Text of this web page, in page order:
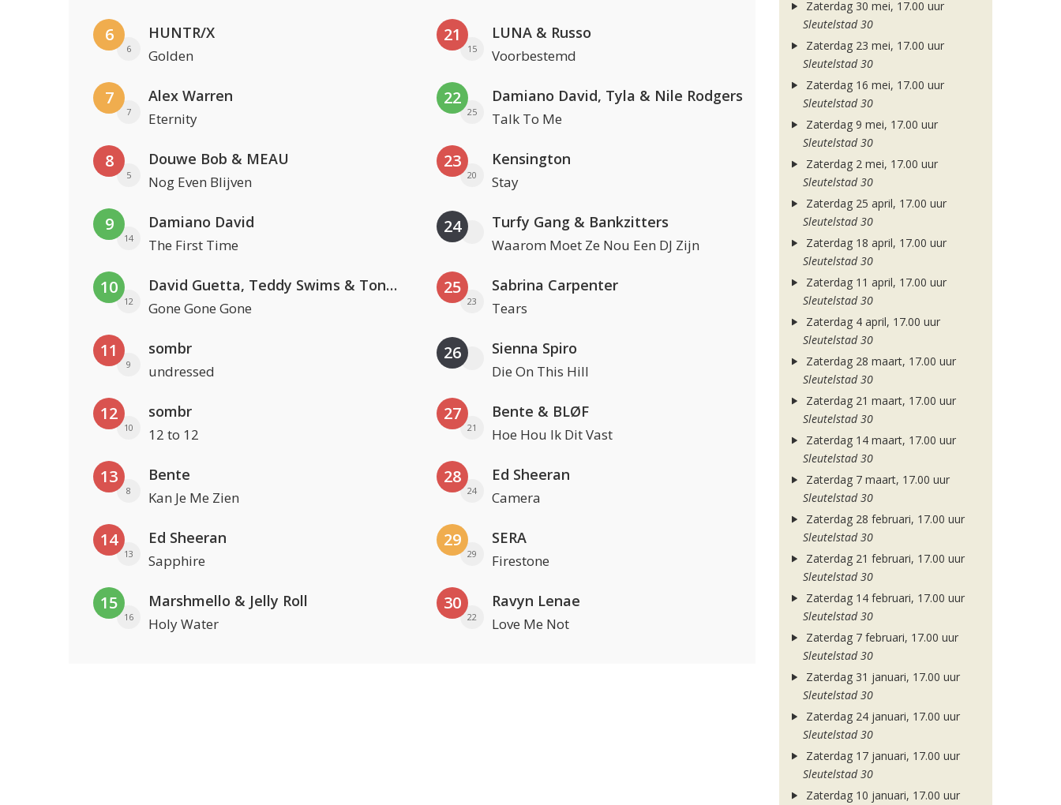
6
6
HUNTR/X
Golden
7
7
Alex Warren
Eternity
8
5
Douwe Bob & MEAU
Nog Even Blijven
9
14
Damiano David
The First Time
10
12
David Guetta, Teddy Swims & Tones And I
Gone Gone Gone
11
9
sombr
undressed
12
10
sombr
12 to 12
13
8
Bente
Kan Je Me Zien
14
13
Ed Sheeran
Sapphire
15
16
Marshmello & Jelly Roll
Holy Water
21
15
LUNA & Russo
Voorbestemd
22
25
Damiano David, Tyla & Nile Rodgers
Talk To Me
23
20
Kensington
Stay
24 Turfy Gang & Bankzitters
Waarom Moet Ze Nou Een DJ Zijn
25
23
Sabrina Carpenter
Tears
26 Sienna Spiro
Die On This Hill
27
21
Bente & BLØF
Hoe Hou Ik Dit Vast
28
24
Ed Sheeran
Camera
29
29
SERA
Firestone
30
22
Ravyn Lenae
Love Me Not
Zaterdag 30 mei, 17.00 uur
Sleutelstad 30
Zaterdag 23 mei, 17.00 uur
Sleutelstad 30
Zaterdag 16 mei, 17.00 uur
Sleutelstad 30
Zaterdag 9 mei, 17.00 uur
Sleutelstad 30
Zaterdag 2 mei, 17.00 uur
Sleutelstad 30
Zaterdag 25 april, 17.00 uur
Sleutelstad 30
Zaterdag 18 april, 17.00 uur
Sleutelstad 30
Zaterdag 11 april, 17.00 uur
Sleutelstad 30
Zaterdag 4 april, 17.00 uur
Sleutelstad 30
Zaterdag 28 maart, 17.00 uur
Sleutelstad 30
Zaterdag 21 maart, 17.00 uur
Sleutelstad 30
Zaterdag 14 maart, 17.00 uur
Sleutelstad 30
Zaterdag 7 maart, 17.00 uur
Sleutelstad 30
Zaterdag 28 februari, 17.00 uur
Sleutelstad 30
Zaterdag 21 februari, 17.00 uur
Sleutelstad 30
Zaterdag 14 februari, 17.00 uur
Sleutelstad 30
Zaterdag 7 februari, 17.00 uur
Sleutelstad 30
Zaterdag 31 januari, 17.00 uur
Sleutelstad 30
Zaterdag 24 januari, 17.00 uur
Sleutelstad 30
Zaterdag 17 januari, 17.00 uur
Sleutelstad 30
Zaterdag 10 januari, 17.00 uur